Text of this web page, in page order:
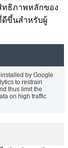
ทธิภาพหลักของ
ดีขึ้นสำหรับผู้
by Google
to restrain
thus limit the
on high traffic